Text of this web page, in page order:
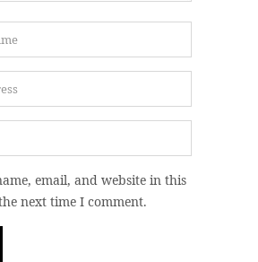
email, and website in this
next time I comment.